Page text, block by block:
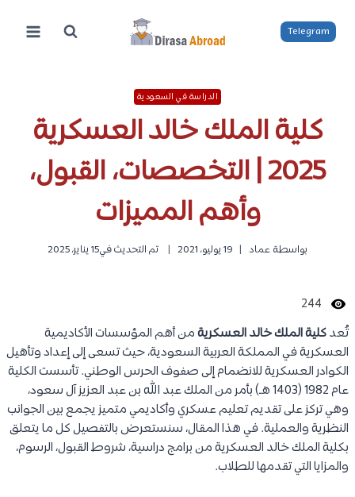
المحتوى
Telegram
الدراسة في السعودية
كلية الملك خالد العسكرية
2025 | التخصصات، القبول،
وأهم المميزات
بواسطة عماد 19 يوليو، 2021 تم التحديث في15 يناير، 2025
244
تُعدكلية الملك خالد العسكريةمن أهم المؤسسات الأكاديمية
العسكرية في المملكة العربية السعودية، حيث تسعى إلى إعداد وتأهيل
الكوادر العسكرية للانضمام إلى صفوف الحرس الوطني. تأسست الكلية
عام 1982 (1403 هـ) بأمر من الملك عبد الله بن عبد العزيز آل سعود،
وهي تركز على تقديم تعليم عسكري وأكاديمي متميز يجمع بين الجوانب
النظرية والعملية. في هذا المقال، سنستعرض بالتفصيل كل ما يتعلق
بكلية الملك خالد العسكرية من برامج دراسية، شروط القبول، الرسوم،
والمزايا التي تقدمها للطلاب.